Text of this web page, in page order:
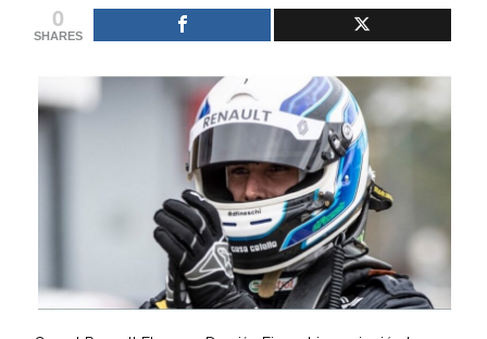
Author
or
works.
admin
0
SHARES